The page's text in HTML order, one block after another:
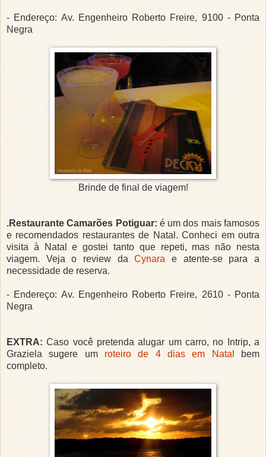
- Endereço: Av. Engenheiro Roberto Freire, 9100 - Ponta
Negra
Brinde de final de viagem!
.Restaurante Camarões Potiguar: é um dos mais famosos
e recomendados restaurantes de Natal. Conheci em outra
visita à Natal e gostei tanto que repeti, mas não nesta
viagem. Veja o review daCynara e atente-se para a
necessidade de reserva.
- Endereço: Av. Engenheiro Roberto Freire, 2610 - Ponta
Negra
EXTRA:Caso você pretenda alugar um carro, no Intrip, a
Graziela sugere um roteiro de 4 dias em Natal
bem
completo.